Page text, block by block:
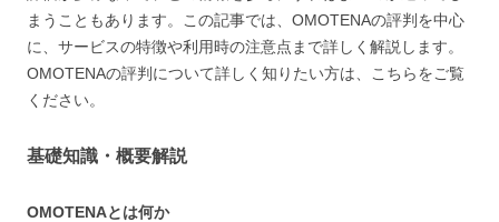
まうこともあります。この記事では、OMOTENAの評判を中心
に、サービスの特徴や利用時の注意点まで詳しく解説します。
OMOTENAの評判について詳しく知りたい方は、こちらをご覧
ください。
基礎知識・概要解説
OMOTENAとは何か